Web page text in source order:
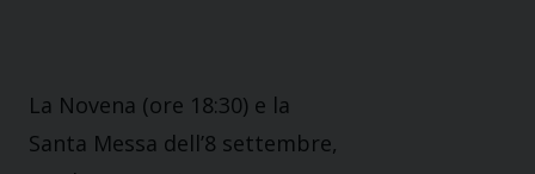
La Novena (ore 18:30) e la
Santa Messa dell’8 settembre,